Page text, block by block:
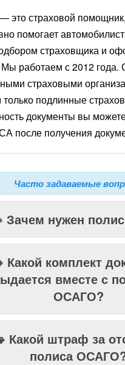
это страховой
помогает
страховщика и
работаем с 2012 года.
страховыми
подлинные
документы вы
после получения
Часто задаваемые
Зачем нужен
Какой комплект
вместе с
ОСАГО?
Какой штраф за
полиса